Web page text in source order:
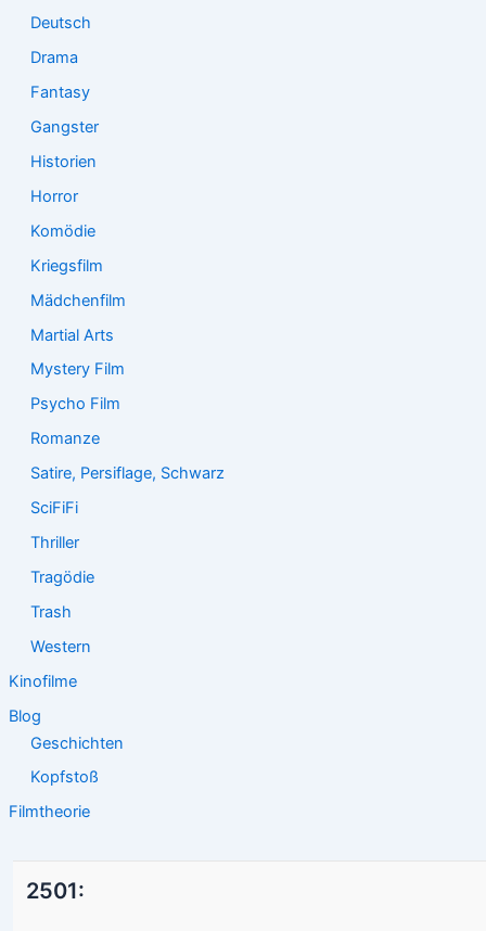
Deutsch
Drama
Fantasy
Gangster
Historien
Horror
Komödie
Kriegsfilm
Mädchenfilm
Martial Arts
Mystery Film
Psycho Film
Romanze
Satire, Persiflage, Schwarz
SciFiFi
Thriller
Tragödie
Trash
Western
Kinofilme
Blog
Geschichten
Kopfstoß
Filmtheorie
2501: